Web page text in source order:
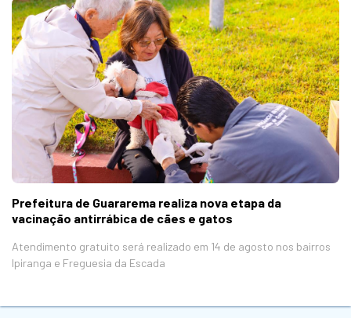
Prefeitura de Guararema realiza nova etapa da
vacinação antirrábica de cães e gatos
Atendimento gratuito será realizado em 14 de agosto nos bairros
Ipiranga e Freguesia da Escada